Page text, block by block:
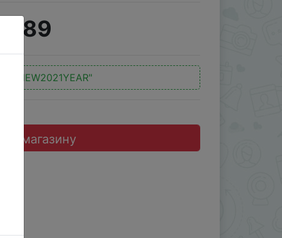
"1NEW2021YEAR"
до магазину